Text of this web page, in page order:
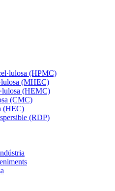
(HPMC)
(MHEC)
(HEMC)
(CMC)
(HEC)
(RDP)